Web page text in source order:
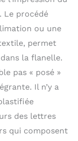
Le procédé
ou une
permet
la flanelle.
pas « posé »
Il n’y a
des lettres
qui composent